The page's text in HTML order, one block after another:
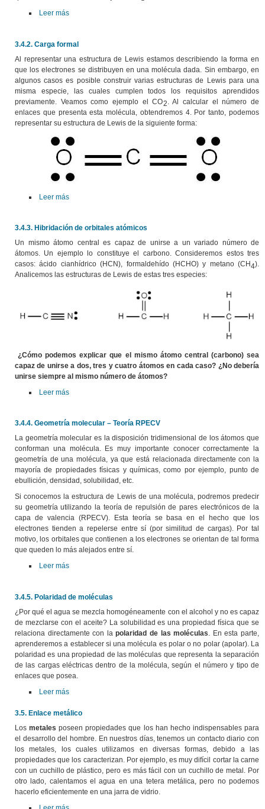
Leer más
3.4.2. Carga formal
Al representar una estructura de Lewis estamos describiendo la forma en
que los electrones se distribuyen en una molécula dada. Sin embargo, en
algunos casos es posible construir varias estructuras de Lewis para una
misma especie, las cuales cumplen todos los requisitos aprendidos
previamente. Veamos como ejemplo el CO2 . Al calcular el número de
enlaces que presenta esta molécula, obtendremos 4. Por tanto, podemos
representar su estructura de Lewis de la siguiente forma:
Leer más
3.4.3. Hibridación de orbitales atómicos
Un mismo átomo central es capaz de unirse a un variado número de
átomos. Un ejemplo lo constituye el carbono. Consideremos estos tres
casos: ácido cianhídrico (HCN), formaldehído (HCHO) y metano (CH4).
Analicemos las estructuras de Lewis de estas tres especies:
¿Cómo podemos explicar que el mismo átomo central (carbono) sea
capaz de unirse a dos, tres y cuatro átomos en cada caso? ¿No debería
unirse siempre al mismo número de átomos?
Leer más
3.4.4. Geometría molecular – Teoría RPECV
La geometría molecular es la disposición tridimensional de los átomos que
conforman una molécula. Es muy importante conocer correctamente la
geometría de una molécula, ya que está relacionada directamente con la
mayoría de propiedades físicas y químicas, como por ejemplo, punto de
ebullición, densidad, solubilidad, etc.
Si conocemos la estructura de Lewis de una molécula, podremos predecir
su geometría utilizando la teoría de repulsión de pares electrónicos de la
capa de valencia (RPECV). Esta teoría se basa en el hecho que los
electrones tienden a repelerse entre sí (por similitud de cargas). Por tal
motivo, los orbitales que contienen a los electrones se orientan de tal forma
que queden lo más alejados entre sí.
Leer más
3.4.5. Polaridad de moléculas
¿Por qué el agua se mezcla homogéneamente con el alcohol y no es capaz
de mezclarse con el aceite? La solubilidad es una propiedad física que se
relaciona directamente con lapolaridad de las moléculas. En esta parte,
aprenderemos a establecer si una molécula es polar o no polar (apolar). La
polaridad es una propiedad de las moléculas que representa la separación
de las cargas eléctricas dentro de la molécula, según el número y tipo de
enlaces que posea.
Leer más
3.5. Enlace metálico
Losmetales poseen propiedades que los han hecho indispensables para
el desarrollo del hombre. En nuestros días, tenemos un contacto diario con
los metales, los cuales utilizamos en diversas formas, debido a las
propiedades que los caracterizan. Por ejemplo, es muy difícil cortar la carne
con un cuchillo de plástico, pero es más fácil con un cuchillo de metal. Por
otro lado, calentamos el agua en una tetera metálica, pero no podemos
hacerlo eficientemente en una jarra de vidrio.